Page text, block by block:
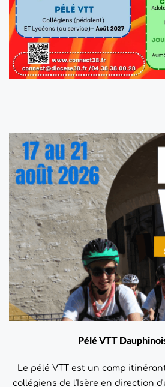
Pélé VTT
Le pélé VTT est un camp
collégiens de l'Isère en direction